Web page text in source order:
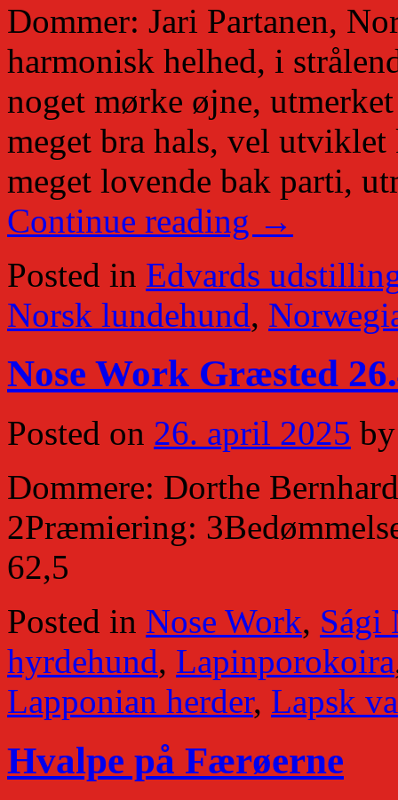
Dommer: Jari Partanen,
harmonisk helhed, i
noget mørke øjne,
meget bra hals, vel
meget lovende bak parti,
Continue reading →
Posted in Edvards
Norsk lundehund,
Nose Work Græsted
Posted on 26. april 2025 by
Dommere: Dorthe
2Præmiering:
62,5
Posted in Nose Work, Sági
hyrdehund, Lapinporokoira
Lapponian herder, Lapsk
Hvalpe på Færøerne